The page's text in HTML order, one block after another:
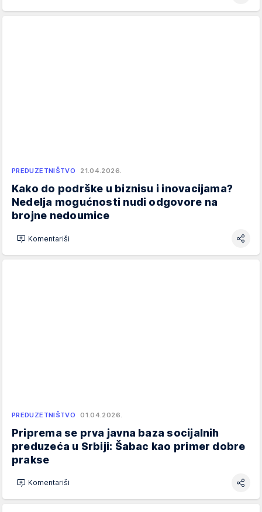
PREDUZETNIŠTVO 21.04.2026.
Kako do podrške u biznisu i inovacijama?
Nedelja mogućnosti nudi odgovore na
brojne nedoumice
Komentariši
PREDUZETNIŠTVO 01.04.2026.
Priprema se prva javna baza socijalnih
preduzeća u Srbiji: Šabac kao primer dobre
prakse
Komentariši